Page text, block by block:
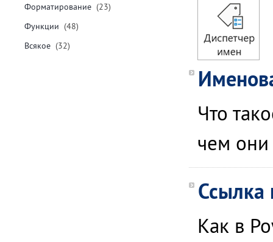
Форматирование (23)
Функции (48)
Всякое (32)
Что
чем они
Ссылка
Как в